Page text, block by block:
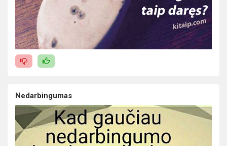
Nedarbingumas